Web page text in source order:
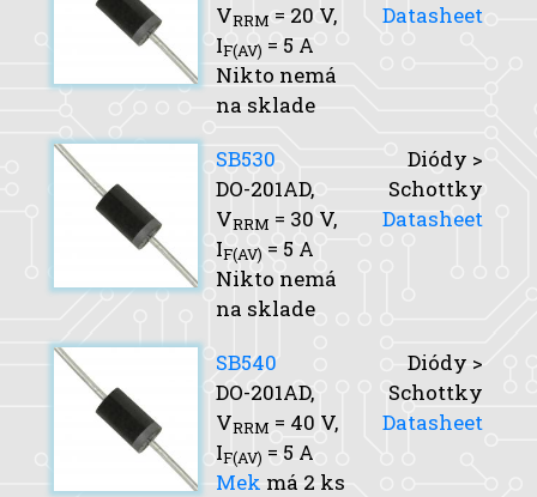
VRRM = 20 V,
IF(AV) = 5 A
Nikto nemá
na sklade
Datasheet
SB530
DO-201AD,
VRRM = 30 V,
IF(AV) = 5 A
Nikto nemá
na sklade
Diódy >
Schottky
Datasheet
SB540
DO-201AD,
VRRM = 40 V,
IF(AV) = 5 A
Mek má 2 ks
Diódy >
Schottky
Datasheet